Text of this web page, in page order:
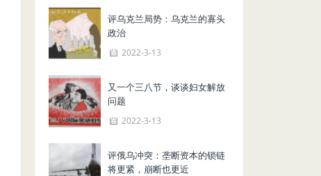
评乌克兰局势：乌克兰的寡头
政治
2022-3-13
又一个三八节，谈谈妇女解放
问题
2022-3-13
评俄乌冲突：垄断资本的锁链
将更紧，崩断也更近